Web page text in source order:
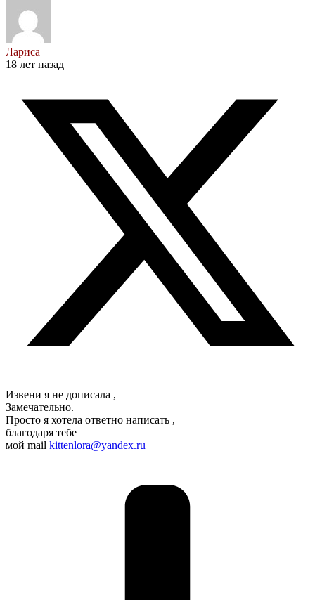
Лариса
18 лет назад
Извени я не дописала ,
Замечательно.
Просто я хотела ответно написать ,
благодаря тебе
мой mail kittenlora@yandex.ru